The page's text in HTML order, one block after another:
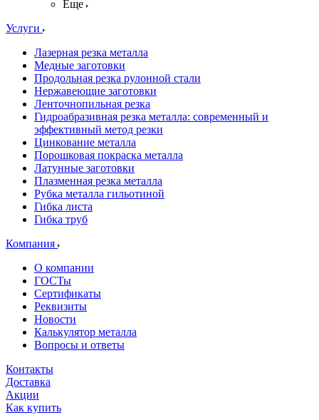
Еще
Услуги
Лазерная резка металла
Медные заготовки
Продольная резка рулонной стали
Нержавеющие заготовки
Ленточнопильная резка
Гидроабразивная резка металла: современный и
эффективный метод резки
Цинкование металла
Порошковая покраска металла
Латунные заготовки
Плазменная резка металла
Рубка металла гильотиной
Гибка листа
Гибка труб
Компания
О компании
ГОСТы
Сертификаты
Реквизиты
Новости
Калькулятор металла
Вопросы и ответы
Контакты
Доставка
Акции
Как купить